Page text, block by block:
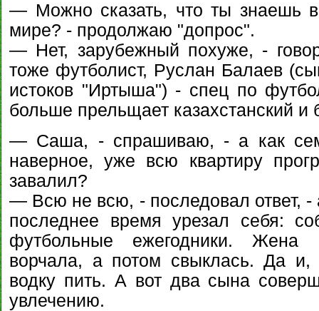
— Можно сказать, что ты знаешь
мире? - продолжаю "допрос".
— Нет, зарубежный похуже, -
тоже футболист, Руслан Балаев
истоков "Иртыша") - спец по
больше прельщает казахстанский
— Саша, - спрашиваю, - а как
наверное, уже всю квартиру
завалил?
— Всю не всю, - последовал ответ, -
последнее время урезал себя:
футбольные ежегодники. Жена
ворчала, а потом свыклась. Да и,
водку пить. А вот два сына
увлечению.